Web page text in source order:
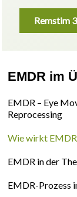
Remstim
EMDR im
EMDR – Eye
Reprocessing
Wie wirkt
EMDR in der
EMDR-Prozess